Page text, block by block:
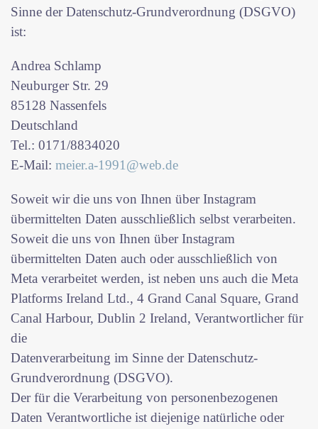
Sinne der Datenschutz-Grundverordnung (DSGVO)
ist:
Andrea Schlamp
Neuburger Str. 29
85128 Nassenfels
Deutschland
Tel.: 0171/8834020
E-Mail: meier.a-1991@web.de
Soweit wir die uns von Ihnen über Instagram
übermittelten Daten ausschließlich selbst verarbeiten.
Soweit die uns von Ihnen über Instagram
übermittelten Daten auch oder ausschließlich von
Meta verarbeitet werden, ist neben uns auch die Meta
Platforms Ireland Ltd., 4 Grand Canal Square, Grand
Canal Harbour, Dublin 2 Ireland, Verantwortlicher für
die
Datenverarbeitung im Sinne der Datenschutz-
Grundverordnung (DSGVO).
Der für die Verarbeitung von personenbezogenen
Daten Verantwortliche ist diejenige natürliche oder